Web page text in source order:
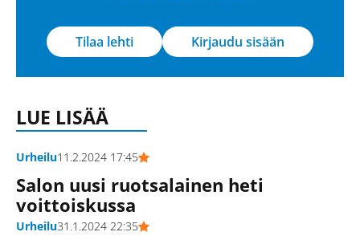
Tilaa lehti Kirjaudu sisään
LUE LISÄÄ
Urheilu11.2.2024 17:45
Salon uusi ruotsalainen heti
voittoiskussa
Urheilu31.1.2024 22:35